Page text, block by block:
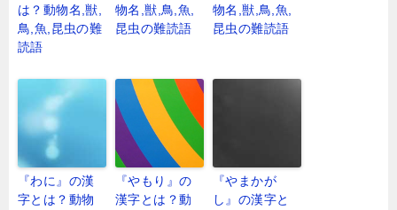
は？動物名,獣,
鳥,魚,昆虫の難
読語
物名,獣,鳥,魚,
昆虫の難読語
物名,獣,鳥,魚,
昆虫の難読語
『わに』の漢
字とは？動物
『やもり』の
漢字とは？動
『やまかが
し』の漢字と